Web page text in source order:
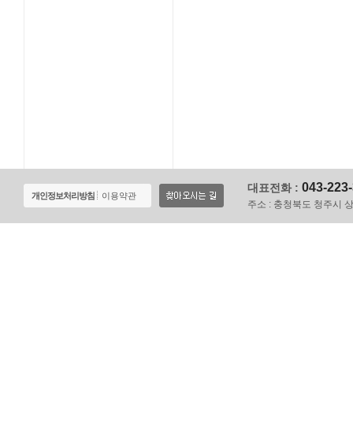
개인정보처리방침 이용약관
대표전화 : 043-
주소 : 충청북도 청주시